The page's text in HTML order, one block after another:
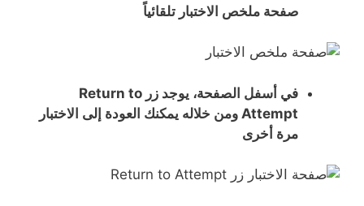
صفحة ملخص الاختبار تلقائياً
في أسفل الصفحة، يوجد زر Return to
Attempt ومن خلاله يمكنك العودة إلى الاختبار
مرة أخرى